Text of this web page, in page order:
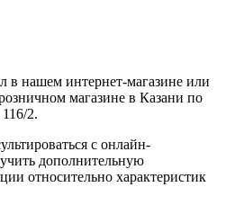
в нашем интернет-магазине или
магазине в Казани по
2.
с онлайн-
дополнительную
относительно характеристик